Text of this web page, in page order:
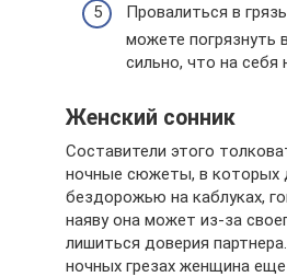
Провалиться в
можете погрязнуть
сильно, что на себя
Женский сонник
Составители этого
ночные сюжеты, в которых
бездорожью на каблуках,
наяву она может из-за
лишиться доверия
ночных грезах женщина еще